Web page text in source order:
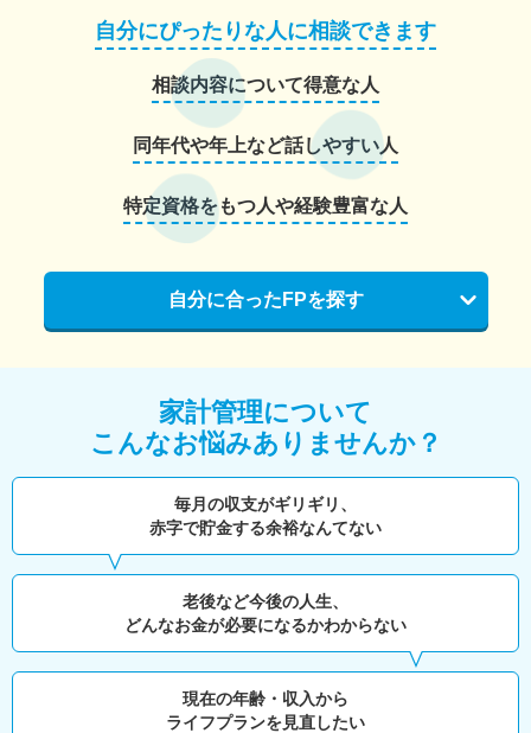
自分にぴったりな人に相談できます
相談内容について得意な人
同年代や年上など話しやすい人
特定資格をもつ人や経験豊富な人
自分に合ったFPを探す
家計管理について
こんなお悩みありませんか？
毎月の収支がギリギリ、
赤字で貯金する余裕なんてない
老後など今後の人生、
どんなお金が必要になるかわからない
現在の年齢・収入から
ライフプランを見直したい